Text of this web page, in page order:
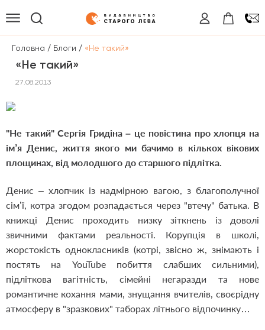
Головна / Блоги / «Не такий»
«Не такий»
27.08.2013
"Не такий" Сергія Гридіна – це повістина про хлопця на
ім’я Денис, життя якого ми бачимо в кількох вікових
площинах, від молодшого до старшого підлітка.
Денис – хлопчик із надмірною вагою, з благополучної
сім’ї, котра згодом розпадається через "втечу" батька. В
книжці Денис проходить низку зіткнень із доволі
звичними фактами реальності. Корупція в школі,
жорстокість однокласників (котрі, звісно ж, знімають і
постять на YouTube побиття слабших сильними),
підліткова вагітність, сімейні негаразди та нове
романтичне кохання мами, знущання вчителів, своєрідну
атмосферу в "зразкових" таборах літнього відпочинку…